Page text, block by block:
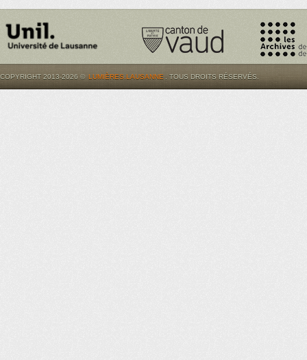
COPYRIGHT 2013-2026 © LUMIÈRES.LAUSANNE . TOUS DROITS RÉSERVÉS.